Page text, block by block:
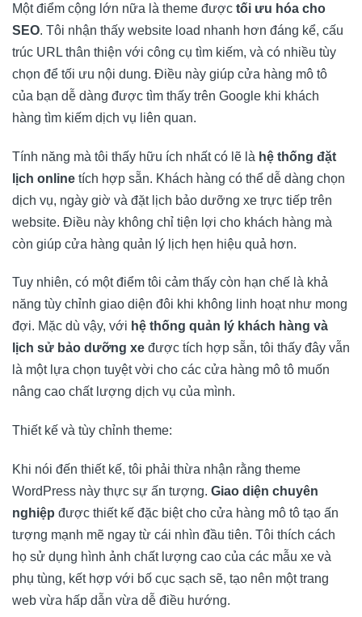
Một điểm cộng lớn nữa là theme được tối ưu hóa cho
SEO. Tôi nhận thấy website load nhanh hơn đáng kể, cấu
trúc URL thân thiện với công cụ tìm kiếm, và có nhiều tùy
chọn để tối ưu nội dung. Điều này giúp cửa hàng mô tô
của bạn dễ dàng được tìm thấy trên Google khi khách
hàng tìm kiếm dịch vụ liên quan.
Tính năng mà tôi thấy hữu ích nhất có lẽ là hệ thống đặt
lịch online tích hợp sẵn. Khách hàng có thể dễ dàng chọn
dịch vụ, ngày giờ và đặt lịch bảo dưỡng xe trực tiếp trên
website. Điều này không chỉ tiện lợi cho khách hàng mà
còn giúp cửa hàng quản lý lịch hẹn hiệu quả hơn.
Tuy nhiên, có một điểm tôi cảm thấy còn hạn chế là khả
năng tùy chỉnh giao diện đôi khi không linh hoạt như mong
đợi. Mặc dù vậy, với hệ thống quản lý khách hàng và
lịch sử bảo dưỡng xe được tích hợp sẵn, tôi thấy đây vẫn
là một lựa chọn tuyệt vời cho các cửa hàng mô tô muốn
nâng cao chất lượng dịch vụ của mình.
Thiết kế và tùy chỉnh theme:
Khi nói đến thiết kế, tôi phải thừa nhận rằng theme
WordPress này thực sự ấn tượng. Giao diện chuyên
nghiệp được thiết kế đặc biệt cho cửa hàng mô tô tạo ấn
tượng mạnh mẽ ngay từ cái nhìn đầu tiên. Tôi thích cách
họ sử dụng hình ảnh chất lượng cao của các mẫu xe và
phụ tùng, kết hợp với bố cục sạch sẽ, tạo nên một trang
web vừa hấp dẫn vừa dễ điều hướng.